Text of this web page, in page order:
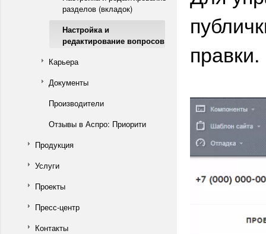
разделов (вкладок)
Настройка и
редактирование вопросов
Карьера
Документы
Производители
Отзывы в Аспро: Приорити
Продукция
Услуги
Проекты
Пресс-центр
Контакты
правки.